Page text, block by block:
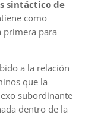
sintáctico de
como
primera para
a la relación
que la
subordinante
dentro de la